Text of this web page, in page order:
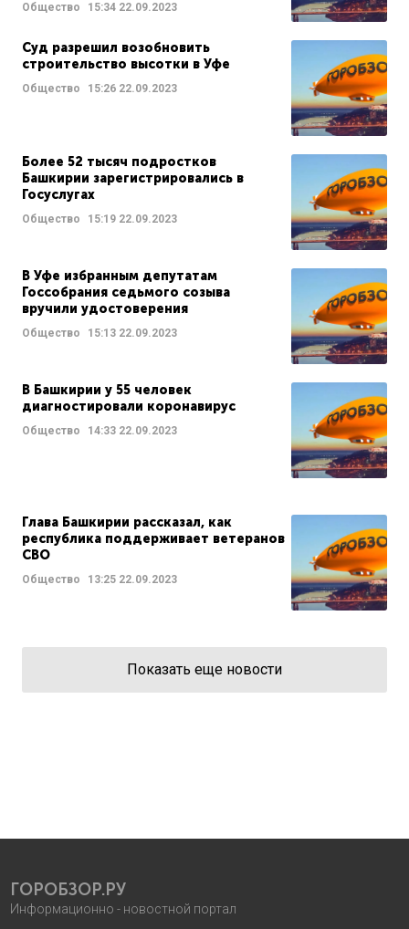
Общество 15:34 22.09.2023
Суд разрешил возобновить
строительство высотки в Уфе
Общество 15:26 22.09.2023
Более 52 тысяч подростков
Башкирии зарегистрировались в
Госуслугах
Общество 15:19 22.09.2023
В Уфе избранным депутатам
Госсобрания седьмого созыва
вручили удостоверения
Общество 15:13 22.09.2023
В Башкирии у 55 человек
диагностировали коронавирус
Общество 14:33 22.09.2023
Глава Башкирии рассказал, как
республика поддерживает ветеранов
СВО
Общество 13:25 22.09.2023
Показать еще новости
ГОРОБЗОР.РУ
Информационно - новостной портал